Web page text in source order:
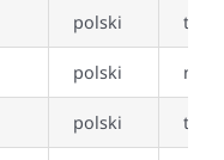
polski tak
polski nie
polski tak